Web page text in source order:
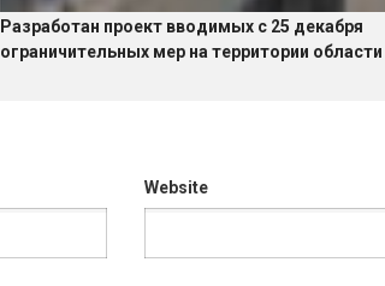
Разработан проект вводимых с 25 декабря
ограничительных мер на территории области
Website